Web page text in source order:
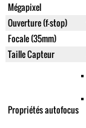
Mégapixel
Ouverture (f-stop)
Focale (35mm)
Taille Capteur
Propriétés autofocus